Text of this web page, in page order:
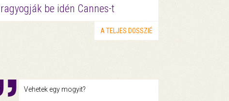
ragyogják be idén Cannes-t
A TELJES DOSSZIÉ
Vehetek egy mogyit?